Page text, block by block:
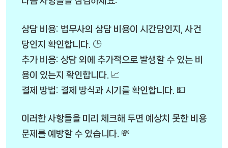
상담 비용: 법무사의 상담 비용이 시간당인지, 사건
당인지 확인합니다. 🕒
추가 비용: 상담 외에 추가적으로 발생할 수 있는 비
용이 있는지 확인합니다. 📈
결제 방법: 결제 방식과 시기를 확인합니다. 💵
이러한 사항들을 미리 체크해 두면 예상치 못한 비용
문제를 예방할 수 있습니다. 💸